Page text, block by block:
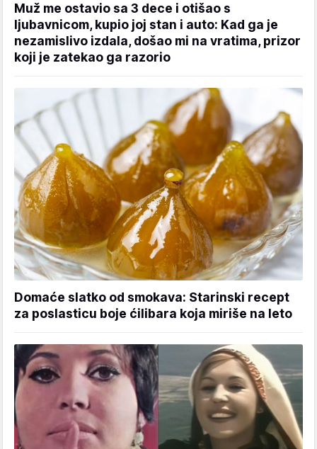
Muž me ostavio sa 3 dece i otišao s
ljubavnicom, kupio joj stan i auto: Kad ga je
nezamislivo izdala, došao mi na vratima, prizor
koji je zatekao ga razorio
Domaće slatko od smokava: Starinski recept
za poslasticu boje ćilibara koja miriše na leto